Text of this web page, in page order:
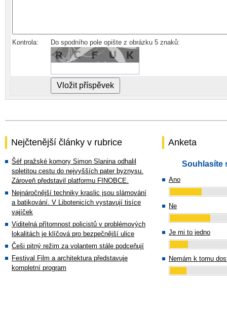
Kontrola: Do spodního pole opište z obrázku 5 znaků:
Nejčtenější články v rubrice
Šéf pražské komory Simon Slanina odhalil
spletitou cestu do nejvyšších pater byznysu.
Zároveň představil platformu FINOBCE.
Nejnáročnější techniky kraslic jsou slámování
a batikování. V Libotenicích vystavují tisíce
vajíček
Viditelná přítomnost policistů v problémových
lokalitách je klíčová pro bezpečnější ulice
Češi pitný režim za volantem stále podceňují
Festival Film a architektura představuje
kompletní program
Anketa
Souhlasíte
Ano
Ne
Je mi to jedno
Nemám k tomu